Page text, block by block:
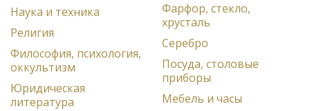
Наука и техника
Религия
Философия, психология,
оккультизм
Юридическая
литература
Фарфор, стекло,
хрусталь
Серебро
Посуда, столовые
приборы
Мебель и часы